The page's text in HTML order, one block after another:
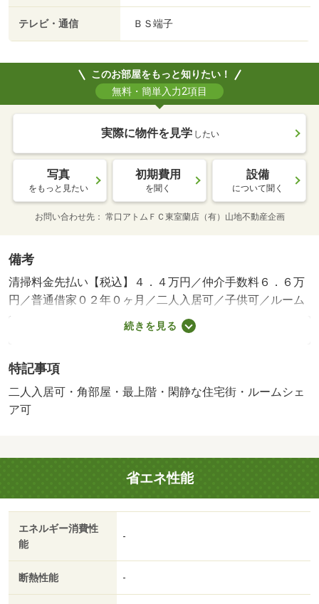
テレビ・通信 ＢＳ端子
このお部屋をもっと知りたい！
無料・簡単入力2項目
実際に物件を見学 したい
写真
をもっと見たい
初期費用
を聞く
設備
について聞く
お問い合わせ先 常口アトムＦＣ東室蘭店（有）山地不動産企画
備考
清掃料金先払い【税込】４．４万円／仲介手数料６．６万
円／普通借家０２年０ヶ月／二人入居可／子供可／ルーム
シェア相談／平置駐／バストイレ別／エアコン／ガスコン
ロ対応／フローリング／室内洗濯置／シューズボックス／
付／駐車場１台無料／灯油暖房／単身者相談／二人入居相
談／物置／駅まで平坦／緑豊かな住宅地／灯油ボイラー／
平坦地／ルームシェア相談／学生相談／風除室／平面駐車
ＩＴ重説 対応物件／全室照明付／ＪＡ伊達市 くみあい
マーケット本店（もぎたて市）（スーパー）まで１１２９
ｍ／セイコーマート 伊達末永店（コンビニ）まで４４４
ｍ／ザ・ダイソー ＤＡＩＳＯ 伊達末永店（その他）ま
で９９３ｍ／末永町内科クリニック（病院）まで５６９ｍ
／伊達市立光陵中学校（中学校）まで１０３６ｍ/賃貸戸
続きを見る
特記事項
二人入居可・角部屋・最上階・閑静な住宅街・ルームシェ
ア可
省エネ性能
エネルギー消費性
能
-
断熱性能 -